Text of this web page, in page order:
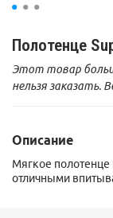
Полотенце
Этот товар
нельзя заказать.
Описание
Мягкое
отличными